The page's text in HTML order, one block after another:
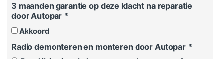
3 maanden garantie op deze klacht na reparatie
door Autopar *
Akkoord
Radio demonteren en monteren door Autopar *